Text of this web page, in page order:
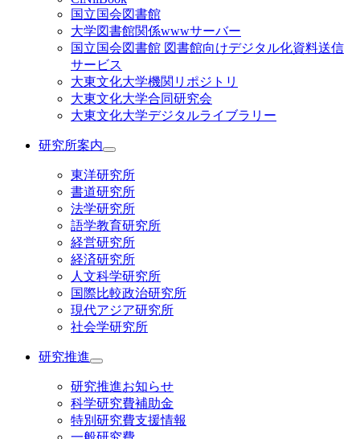
国立国会図書館
大学図書館関係wwwサーバー
国立国会図書館 図書館向けデジタル化資料送信
サービス
大東文化大学機関リポジトリ
大東文化大学合同研究会
大東文化大学デジタルライブラリー
研究所案内
東洋研究所
書道研究所
法学研究所
語学教育研究所
経営研究所
経済研究所
人文科学研究所
国際比較政治研究所
現代アジア研究所
社会学研究所
研究推進
研究推進お知らせ
科学研究費補助金
特別研究費支援情報